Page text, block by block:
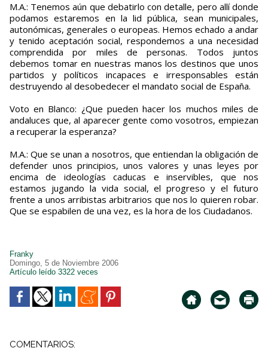
M.A.: Tenemos aún que debatirlo con detalle, pero allí donde
podamos estaremos en la lid pública, sean municipales,
autonómicas, generales o europeas. Hemos echado a andar
y tenido aceptación social, respondemos a una necesidad
comprendida por miles de personas. Todos juntos
debemos tomar en nuestras manos los destinos que unos
partidos y políticos incapaces e irresponsables están
destruyendo al desobedecer el mandato social de España.
Voto en Blanco: ¿Que pueden hacer los muchos miles de
andaluces que, al aparecer gente como vosotros, empiezan
a recuperar la esperanza?
M.A.: Que se unan a nosotros, que entiendan la obligación de
defender unos principios, unos valores y unas leyes por
encima de ideologías caducas e inservibles, que nos
estamos jugando la vida social, el progreso y el futuro
frente a unos arribistas arbitrarios que nos lo quieren robar.
Que se espabilen de una vez, es la hora de los Ciudadanos.
Franky
Domingo, 5 de Noviembre 2006
Artículo leído 3322 veces
COMENTARIOS: